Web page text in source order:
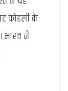
कोहली के
भारत ने